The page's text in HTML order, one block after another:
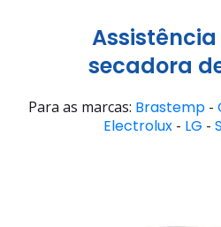
secadora
Para as marcas: Brastemp -
Electrolux- LG -